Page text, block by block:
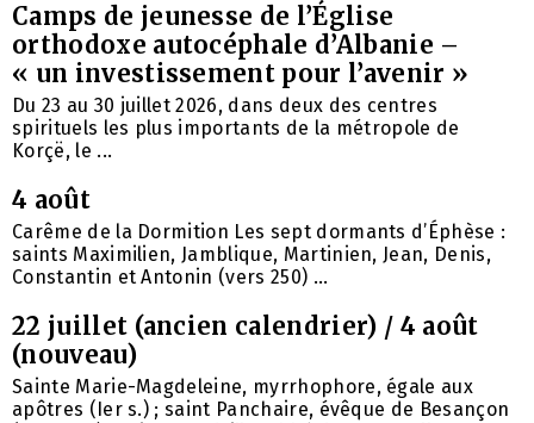
Camps de jeunesse de l’Église
orthodoxe autocéphale d’Albanie –
« un investissement pour l’avenir »
Du 23 au 30 juillet 2026, dans deux des centres
spirituels les plus importants de la métropole de
Korçë, le ...
4 août
Carême de la Dormition Les sept dormants d’Éphèse :
saints Maximilien, Jamblique, Martinien, Jean, Denis,
Constantin et Antonin (vers 250) ...
22 juillet (ancien calendrier) / 4 août
(nouveau)
Sainte Marie-Magdeleine, myrrhophore, égale aux
apôtres (Ier s.) ; saint Panchaire, évêque de Besançon